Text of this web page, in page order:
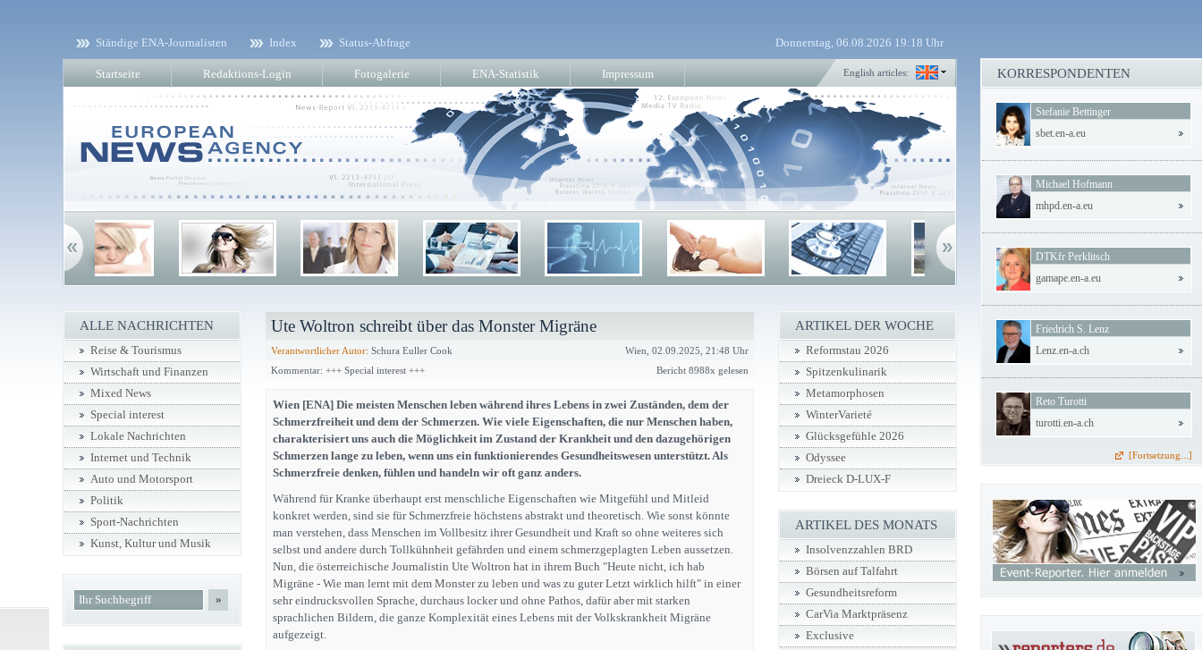
Ständige ENA-Journalisten Index Status-Abfrage Donnerstag, 06.08.2026 19:18 Uhr
Startseite Redaktions-Login Fotogalerie ENA-Statistik Impressum English articles:
Ute Woltron schreibt über das Monster Migräne
Verantwortlicher Autor: Schura Euller Cook
Wien, 02.09.2025, 21:48 Uhr
Kommentar: +++ Special interest +++
Bericht 8988x gelesen
Wien [ENA] Die meisten Menschen leben während ihres Lebens in zwei Zuständen, dem der
Schmerzfreiheit und dem der Schmerzen. Wie viele Eigenschaften, die nur Menschen haben,
charakterisiert uns auch die Möglichkeit im Zustand der Krankheit und den dazugehörigen
Schmerzen lange zu leben, wenn uns ein funktionierendes Gesundheitswesen unterstützt. Als
Schmerzfreie denken, fühlen und handeln wir oft ganz anders.
Während für Kranke überhaupt erst menschliche Eigenschaften wie Mitgefühl und Mitleid
konkret werden, sind sie für Schmerzfreie höchstens abstrakt und theoretisch. Wie sonst könnte
man verstehen, dass Menschen im Vollbesitz ihrer Gesundheit und Kraft so ohne weiteres sich
selbst und andere durch Tollkühnheit gefährden und einem schmerzgeplagten Leben aussetzen.
Nun, die österreichische Journalistin Ute Woltron hat in ihrem Buch "Heute nicht, ich hab
Migräne - Wie man lernt mit dem Monster zu leben und was zu guter Letzt wirklich hilft" in einer
sehr eindrucksvollen Sprache, durchaus locker und ohne Pathos, dafür aber mit starken
sprachlichen Bildern, die ganze Komplexität eines Lebens mit der Volkskrankheit Migräne
aufgezeigt.
ALLE NACHRICHTEN
Reise & Tourismus
Wirtschaft und Finanzen
Mixed News
Special interest
Lokale Nachrichten
Internet und Technik
Auto und Motorsport
Politik
Sport-Nachrichten
Kunst, Kultur und Musik
»
ARTIKEL DER WOCHE
Reformstau 2026
Spitzenkulinarik
Metamorphosen
WinterVarieté
Glücksgefühle 2026
Odyssee
Dreieck D-LUX-F
ARTIKEL DES MONATS
Insolvenzzahlen BRD
Börsen auf Talfahrt
Gesundheitsreform
CarVia Marktpräsenz
Exclusive
KORRESPONDENTEN
Stefanie Bettinger
sbet.en-a.eu
Michael Hofmann
mhpd.en-a.eu
DTKfr Perklitsch
gamape.en-a.eu
Friedrich S. Lenz
Lenz.en-a.ch
Reto Turotti
turotti.en-a.ch
[Fortsetzung...]